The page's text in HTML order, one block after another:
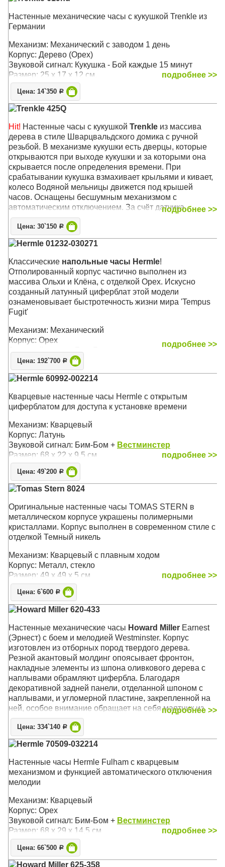
Настенные механические часы с кукушкой Trenkle из
Германии
Механизм: Механический с заводом 1 день
Корпус: Дерево (Орех)
Звуковой сигнал: Кукушка - Бой каждые 15 минут
Размер: 25 х 17 х 12 см.
подробнее >>
Цена: 14`350 Р
Trenkle 425Q
Hit! Настенные часы с кукушкой Trenkle из массива
дерева в стиле Шварцвальдского домика с ручной
резьбой. В механизме кукушки есть дверцы, которые
открываются при выходе кукушки и за которыми она
скрывается после определения времени. При
срабатывании кукушка взмахивает крыльями и кивает,
колесо Водяной мельницы движется под крышей
часов. Оснащены бесшумным механизмом с
автоматическим отключением. За счёт датчика
освещённости кукушка может отличать день от ночи,
что бы не потревожить Ваш сон
Механизм: Кварцевый
Звуковой сигнал: Кукушка - почасовой бой
Размер: 29 х 30 х 17 см (без гирь и маятника)
подробнее >>
Цена: 30`150 Р
Hermle 01232-030271
Классические напольные часы Hermle!
Отполированный корпус частично выполнен из
массива Ольхи и Клёна, с отделкой Орех. Искусно
созданный латунный циферблат этой модели
ознаменовывает быстротечность жизни мира 'Tempus
Fugit'
Механизм: Механический
Корпус: Орех
Звуковой сигнал: Бим-Бом
Размер: 196 х 48,5 х 25 см
подробнее >>
Цена: 192`700 Р
Hermle 60992-002214
Кварцевые настенные часы Hermle с открытым
циферблатом для доступа к установке времени
Механизм: Кварцевый
Корпус: Латунь
Звуковой сигнал: Бим-Бом + Вестминстер
Размер: 68 х 22 х 9,5 см
подробнее >>
Цена: 49`200 Р
Tomas Stern 8024
Оригинальные настенные часы TOMAS STERN в
металлическом корпусе украшены полимерными
кристаллами. Корпус выполнен в современном стиле с
отделкой Темный никель
Механизм: Кварцевый с плавным ходом
Корпус: Металл, стекло
Размер: 49 х 49 х 5 см
подробнее >>
Цена: 6`600 Р
Howard Miller 620-433
Настенные механические часы Howard Miller Earnest
(Эрнест) с боем и мелодией Westminster. Корпус
изготовлен из отборных пород твердого дерева.
Резной акантовый молдинг опоясывает фронтон,
накладные элементы из шпона оливкового дерева с
наплывами обрамляют цифербла. Благодаря
декоративной задней панели, отделанной шпоном с
наплывами, и угломерной пластине, закрепленной на
ней, особое внимание обращает на себя маятник из
полированной латуни
Механизм: Механический
Корпус: Хэмптонской Вишни (Hampton Cherry),
Звуковой сигнал: Westminster+ Бим-бом
Размер: 91 х 37 х 17 см
подробнее >>
Цена: 334`140 Р
Hermle 70509-032214
Настенные часы Hermle Fulham с кварцевым
механизмом и функцией автоматического отключения
мелодии
Механизм: Кварцевый
Корпус: Орех
Звуковой сигнал: Бим-Бом + Вестминстер
Размер: 68 х 29 х 14,5 см
подробнее >>
Цена: 66`500 Р
Howard Miller 625-358